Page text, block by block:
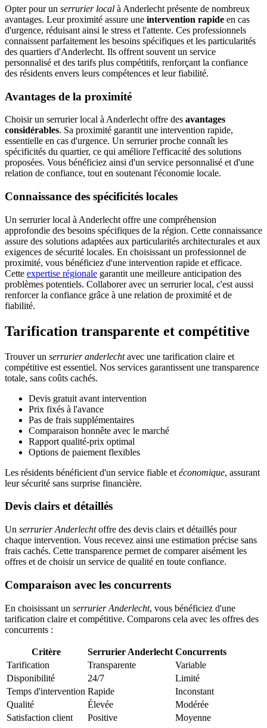
Opter pour un serrurier local à Anderlecht présente de nombreux
avantages. Leur proximité assure une intervention rapide en cas
d'urgence, réduisant ainsi le stress et l'attente. Ces professionnels
connaissent parfaitement les besoins spécifiques et les particularités
des quartiers d'Anderlecht. Ils offrent souvent un service
personnalisé et des tarifs plus compétitifs, renforçant la confiance
des résidents envers leurs compétences et leur fiabilité.
Avantages de la proximité
Choisir un serrurier local à Anderlecht offre des avantages
considérables. Sa proximité garantit une intervention rapide,
essentielle en cas d'urgence. Un serrurier proche connaît les
spécificités du quartier, ce qui améliore l'efficacité des solutions
proposées. Vous bénéficiez ainsi d'un service personnalisé et d'une
relation de confiance, tout en soutenant l'économie locale.
Connaissance des spécificités locales
Un serrurier local à Anderlecht offre une compréhension
approfondie des besoins spécifiques de la région. Cette connaissance
assure des solutions adaptées aux particularités architecturales et aux
exigences de sécurité locales. En choisissant un professionnel de
proximité, vous bénéficiez d'une intervention rapide et efficace.
Cette expertise régionale garantit une meilleure anticipation des
problèmes potentiels. Collaborer avec un serrurier local, c'est aussi
renforcer la confiance grâce à une relation de proximité et de
fiabilité.
Tarification transparente et compétitive
Trouver un serrurier anderlechtavec une tarification claire et
compétitive est essentiel. Nos services garantissent une transparence
totale, sans coûts cachés.
Devis gratuit avant intervention
Prix fixés à l'avance
Pas de frais supplémentaires
Comparaison honnête avec le marché
Rapport qualité-prix optimal
Options de paiement flexibles
Les résidents bénéficient d'un service fiable et économique, assurant
leur sécurité sans surprise financière.
Devis clairs et détaillés
Un serrurier Anderlechtoffre des devis clairs et détaillés pour
chaque intervention. Vous recevez ainsi une estimation précise sans
frais cachés. Cette transparence permet de comparer aisément les
offres et de choisir un service de qualité en toute confiance.
Comparaison avec les concurrents
En choisissant un serrurier Anderlecht, vous bénéficiez d'une
tarification claire et compétitive. Comparons cela avec les offres des
concurrents :
Critère Serrurier Anderlecht Concurrents
Tarification
Transparente
Variable
Disponibilité
24/7
Limité
Temps d'intervention Rapide
Inconstant
Qualité
Élevée
Modérée
Satisfaction client
Positive Moyenne